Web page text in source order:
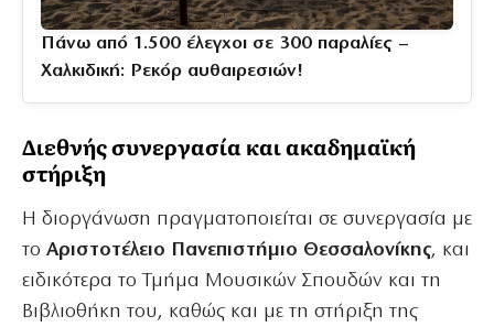
Πάνω από 1.500 έλεγχοι σε 300 παραλίες –
Χαλκιδική: Ρεκόρ αυθαιρεσιών!
Διεθνής συνεργασία και ακαδημαϊκή
στήριξη
Η διοργάνωση πραγματοποιείται σε συνεργασία με
το Αριστοτέλειο Πανεπιστήμιο Θεσσαλονίκης, και
ειδικότερα το Τμήμα Μουσικών Σπουδών και τη
Βιβλιοθήκη του, καθώς και με τη στήριξη της